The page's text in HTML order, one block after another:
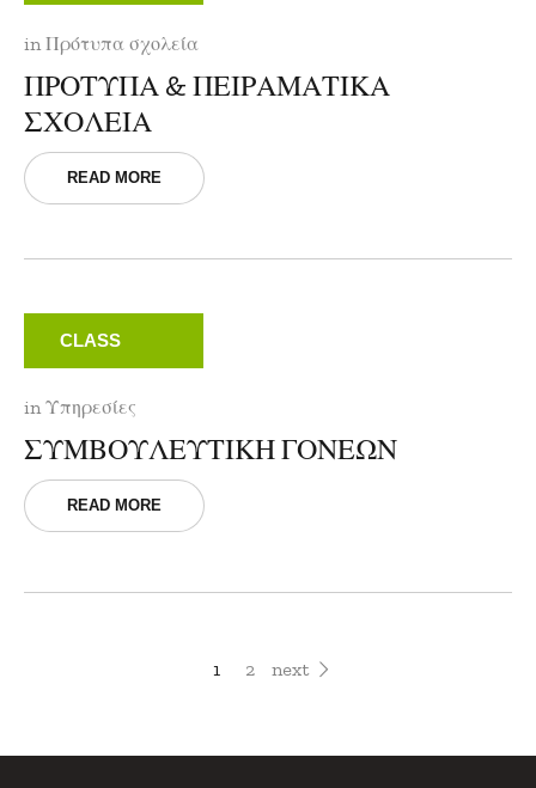
inΠρότυπα σχολεία
ΠΡΟΤΥΠΑ & ΠΕΙΡΑΜΑΤΙΚΑ
ΣΧΟΛΕΙΑ
READ MORE
CLASS
inΥπηρεσίες
ΣΥΜΒΟΥΛΕΥΤΙΚΗ ΓΟΝΕΩΝ
READ MORE
1 2 next